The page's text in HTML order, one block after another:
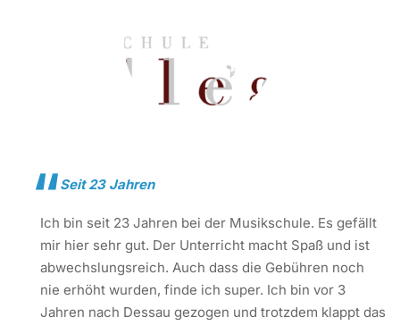
Seit 23 Jahren
Ich bin seit 23 Jahren bei der Musikschule. Es gefällt
mir hier sehr gut. Der Unterricht macht Spaß und ist
abwechslungsreich. Auch dass die Gebühren noch
nie erhöht wurden, finde ich super. Ich bin vor 3
Jahren nach Dessau gezogen und trotzdem klappt das